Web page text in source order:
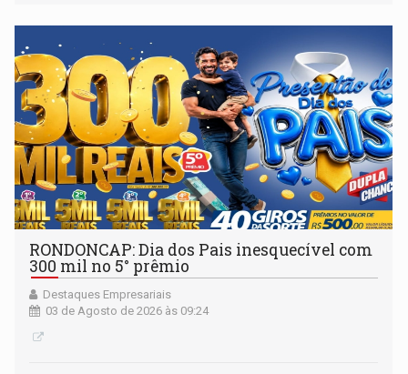
RONDONCAP: Dia dos Pais inesquecível com
300 mil no 5° prêmio
Destaques Empresariais
03 de Agosto de 2026 às 09:24